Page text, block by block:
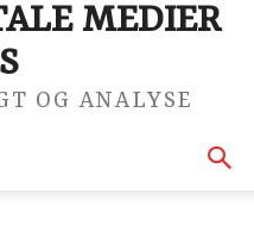
MEDIER
OG ANALYSE